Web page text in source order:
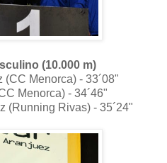
(10.000 m)
(CC Menorca) - 33´08"
Menorca) - 34´46"
(Running Rivas) - 35´24"